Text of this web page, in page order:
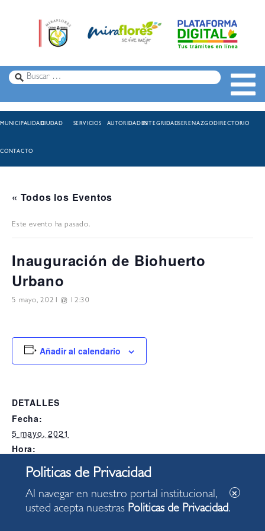
MUNICIPALIDADCIUDAD SERVICIOS AUTORIDADESINTEGRIDADSERENAZGODIRECTORIO
CONTACTO
« Todos los Eventos
Este evento ha pasado.
Inauguración de Biohuerto
Urbano
5 mayo, 2021 @ 12:30
Añadir al calendario
DETALLES
Fecha:
5 mayo, 2021
Hora:
12:30
Categoría del Evento:
Alcaldia
Al navegar en nuestro portal institucional,
usted acepta nuestras Politicas de Privacidad.